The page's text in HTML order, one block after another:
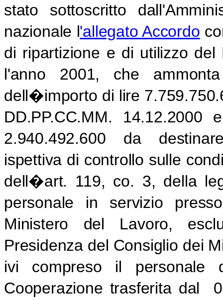
stato sottoscritto
nazionale l'allegato Accordo
di ripartizione e di utilizzo del
l'anno 2001, che
dell�importo di lire
DD.PP.CC.MM.
2.940.492.600 da
ispettiva di controllo sulle
dell�art. 119, co. 3, della
personale in servizio
Ministero del Lavoro,
Presidenza del Consiglio dei
ivi compreso il personale
Cooperazione trasferita dal